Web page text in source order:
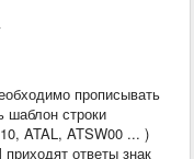
прописывать
шаблон строки
ATAL, ATSW00 ... )
ответы знак